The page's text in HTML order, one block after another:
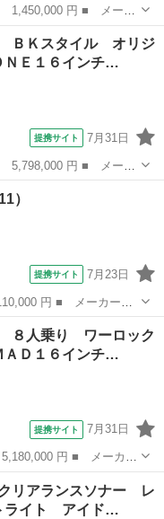
グレード名： Ｇ ナ
： 660cc ■ ドア枚数...
ＢＫスタイル オリジ
ＮＥ１６インチ…
提携サイト 7月31日
グレード名： Ｐ Ｂ
１６インチ ＢＦＧ／
）
提携サイト 7月23日
： ＬＸ ■ 排気
ン： AT4速 ■ 店舗
８人乗り ワーロック
Ｄ１６インチ…
提携サイト 7月31日
レード名： Ｐ ８人
１６インチホイール
リアランスソナー レ
ライト アイド…